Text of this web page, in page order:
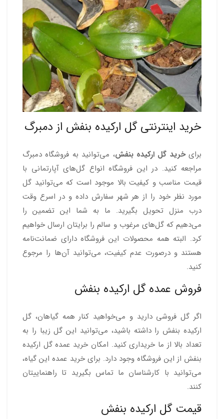
خرید اینترنتی گل ارکیده بنفش از دمبرگ
برایخرید گل ارکیده بنفش، می‌توانید به فروشگاه دمبرگ
مراجعه کنید. در این فروشگاه انواع گل‌های آپارتمانی با
قیمت مناسب و کیفیت بالا موجود است که می‌توانید گل
مورد نظر خود را از هر شهر سفارش داده و در اسرع وقت
درب منزل تحویل بگیرید. ما به شما این تضمین را
می‌دهیم که گل‌های مرغوب و سالم را برایتان ارسال خواهیم
کرد. البته همه محصولات این فروشگاه دارای ضمانت‌نامه
هستند و درصورت عدم کیفیت، می‌توانید آن‌ها را مرجوع
کنید.
فروش عمده گل ارکیده بنفش
اگر گل فروشی دارید و می‌خواهید کنار همه گیاهان، گل
ارکیده بنفش را داشته باشید، می‌توانید این گل زیبا را به
تعداد بالا از ما خریداری کنید. امکان خرید عمده گل ارکیده
بنفش از این فروشگاه وجود دارد. برای خرید عمده این گیاه،
می‌توانید با کارشناسان ما تماس بگیرید تا راهنماییتان
کنند.
قیمت گل ارکیده بنفش